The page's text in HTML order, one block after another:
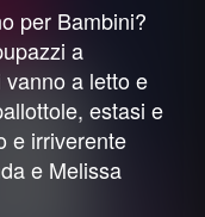
per Bambini?
a
a letto e
estasi e
e irriverente
e Melissa